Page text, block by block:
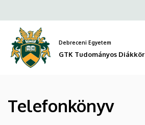
GTK
Tudományos
Diákkör
a
tartalomra
Debreceni Egyetem
GTK Tudományos Diákkör
Telefonkönyv